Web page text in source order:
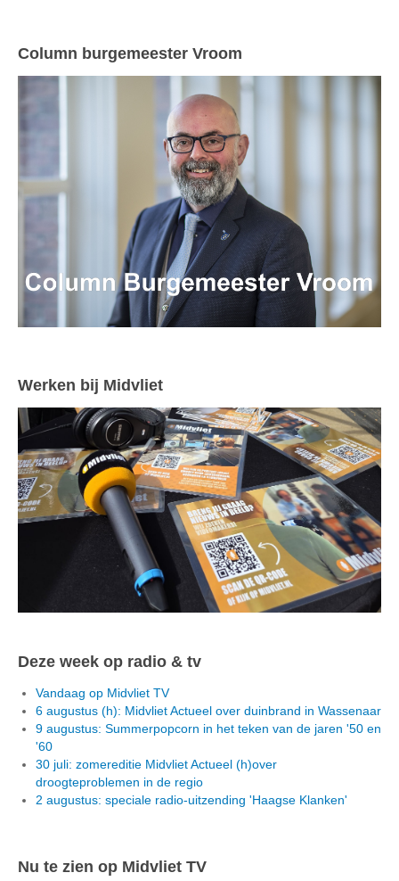
Column burgemeester Vroom
Werken bij Midvliet
Deze week op radio & tv
Vandaag op Midvliet TV
6 augustus (h): Midvliet Actueel over duinbrand in Wassenaar
9 augustus: Summerpopcorn in het teken van de jaren '50 en
'60
30 juli: zomereditie Midvliet Actueel (h)over
droogteproblemen in de regio
2 augustus: speciale radio-uitzending 'Haagse Klanken'
Nu te zien op Midvliet TV